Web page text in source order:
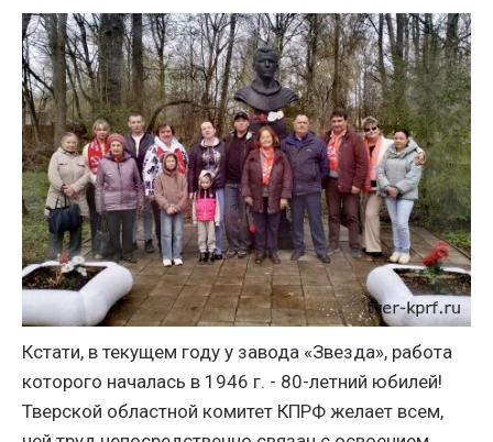
Кстати, в текущем году у завода «Звезда», работа
которого началась в 1946 г. - 80-летний юбилей!
Тверской областной комитет КПРФ желает всем,